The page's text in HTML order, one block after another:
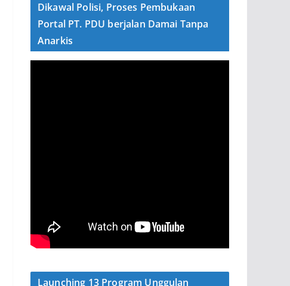
Dikawal Polisi, Proses Pembukaan
Portal PT. PDU berjalan Damai Tanpa
Anarkis
Launching 13 Program Unggulan